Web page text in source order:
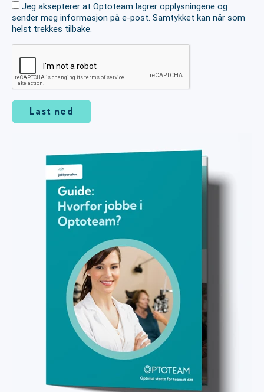
Jeg aksepterer at Optoteam lagrer opplysningene og
sender meg informasjon på e-post. Samtykket kan når som
helst trekkes tilbake.